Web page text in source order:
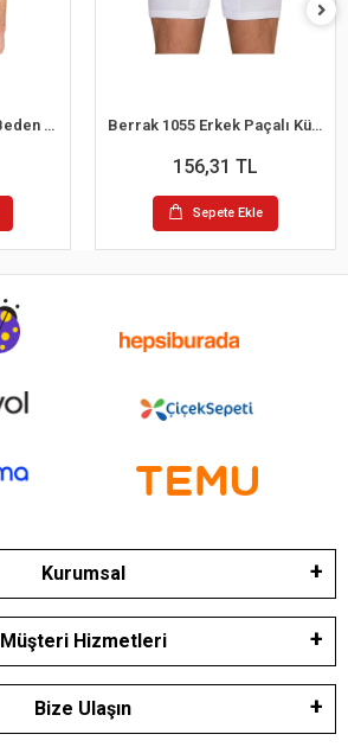
İlke 115 Erkek Büyük Beden Kom Slip Külot 2XL Berrak 1055 Erkek Paçalı Külot M
156,31 TL
Sepete Ekle
Kurumsal
Müşteri Hizmetleri
Bize Ulaşın